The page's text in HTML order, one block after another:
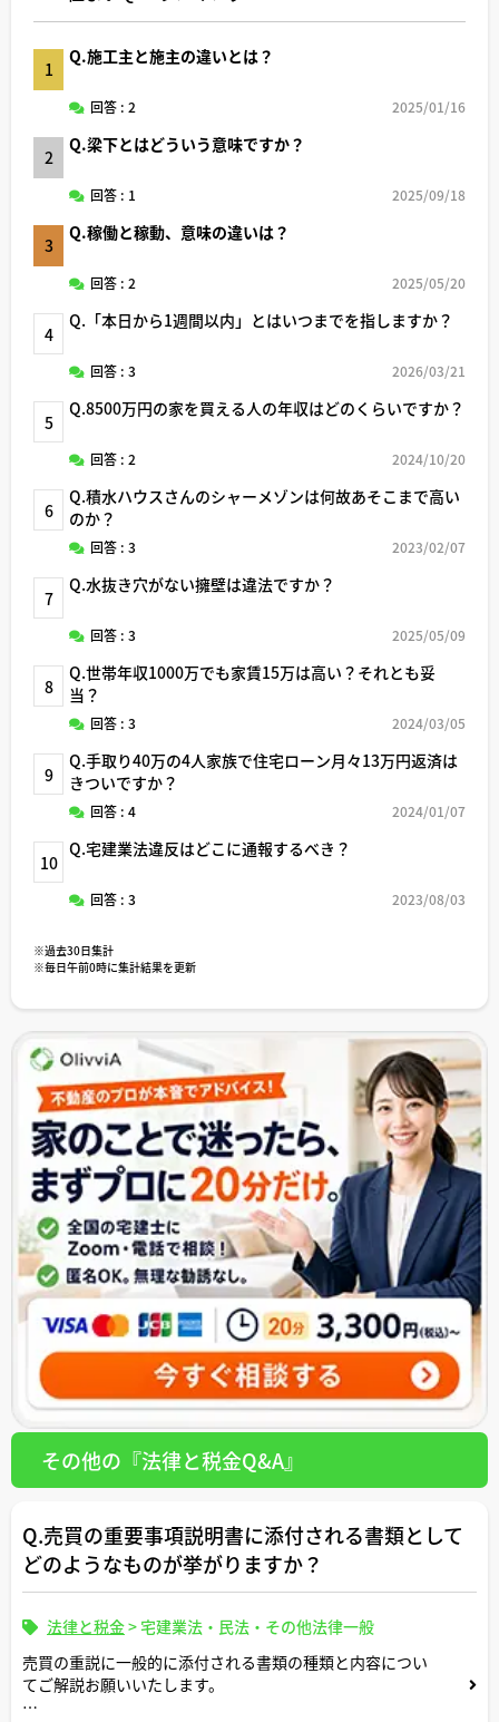
1
Q.施工主と施主の違いとは？
回答 : 2 2025/01/16
2
Q.梁下とはどういう意味ですか？
回答 : 1 2025/09/18
3
Q.稼働と稼動、意味の違いは？
回答 : 2 2025/05/20
4
Q.「本日から1週間以内」とはいつまでを指しますか？
回答 : 3 2026/03/21
5
Q.8500万円の家を買える人の年収はどのくらいですか？
回答 : 2 2024/10/20
6
Q.積水ハウスさんのシャーメゾンは何故あそこまで高い
のか？
回答 : 3 2023/02/07
7
Q.水抜き穴がない擁壁は違法ですか？
回答 : 3 2025/05/09
8
Q.世帯年収1000万でも家賃15万は高い？それとも妥
当？
回答 : 3 2024/03/05
9
Q.手取り40万の4人家族で住宅ローン月々13万円返済は
きついですか？
回答 : 4 2024/01/07
10
Q.宅建業法違反はどこに通報するべき？
回答 : 3 2023/08/03
※過去30日集計
※毎日午前0時に集計結果を更新
その他の『法律と税金Q&A』
Q.売買の重要事項説明書に添付される書類として
どのようなものが挙がりますか？
法律と税金>宅建業法・民法・その他法律一般
売買の重説に一般的に添付される書類の種類と内容につい
てご解説お願いいたします。